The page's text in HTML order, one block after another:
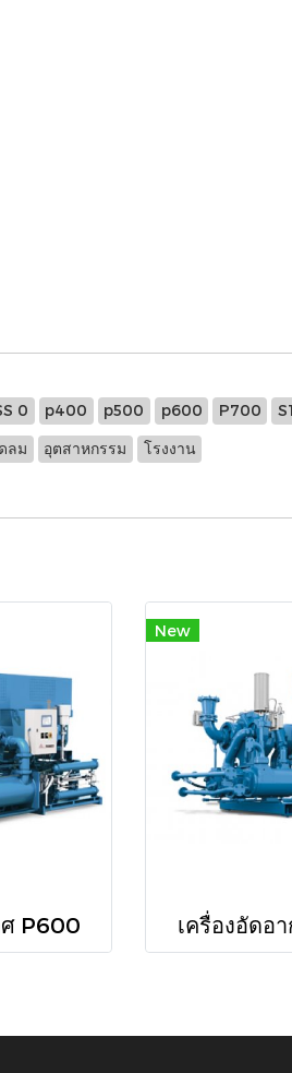
0 p400 p500 p600 P700 S1
ลม อุตสาหกรรม โรงงาน
ศ P600
New
เครื่องอัดอ